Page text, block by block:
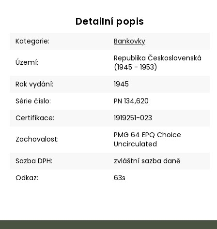
Detailní popis
Kategorie: Bankovky
Území:
Republika Československá
(1945 - 1953)
Rok vydání:
1945
Série číslo:
PN 134,620
Certifikace: 1919251-023
Zachovalost:
PMG 64 EPQ Choice
Uncirculated
Sazba DPH:
zvláštní sazba daně
Odkaz: 63s